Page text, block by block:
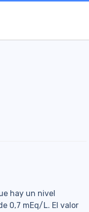
hay un nivel
0,7 mEq/L. El valor